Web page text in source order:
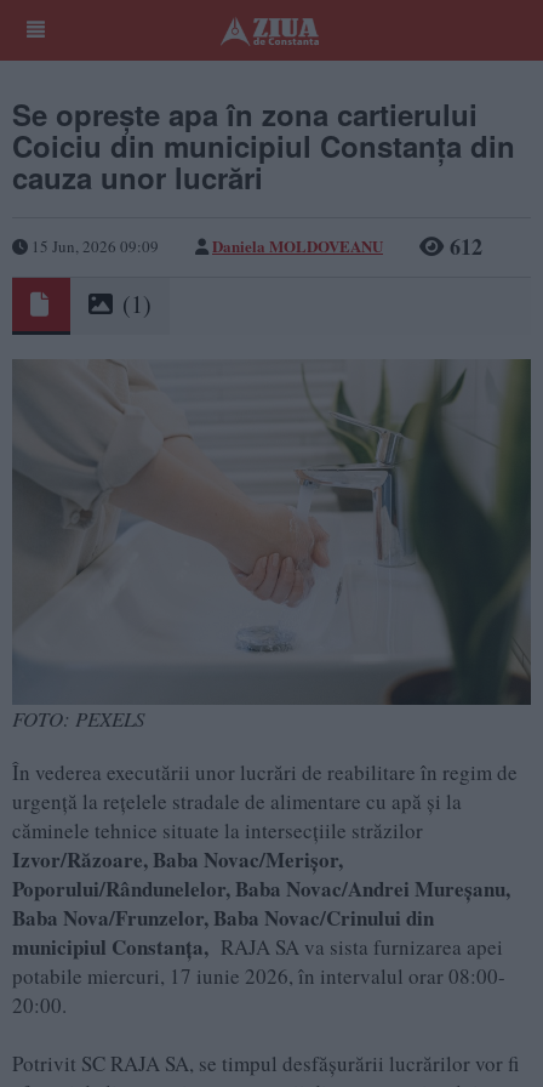
Se oprește apa în zona cartierului
Coiciu din municipiul Constanța din
cauza unor lucrări
15 Jun, 2026 09:09 Daniela MOLDOVEANU 612
(1)
FOTO: PEXELS
În vederea executării unor lucrări de reabilitare în regim de
urgență la rețelele stradale de alimentare cu apă și la
căminele tehnice situate la intersecțiile străzilor
Izvor/Răzoare, Baba Novac/Merișor,
Poporului/Rândunelelor, Baba Novac/Andrei Mureșanu,
Baba Nova/Frunzelor, Baba Novac/Crinului din
municipiul Constanța, RAJA SA va sista furnizarea apei
potabile miercuri, 17 iunie 2026, în intervalul orar 08:00-
20:00.
Potrivit SC RAJA SA, se timpul desfășurării lucrărilor vor fi